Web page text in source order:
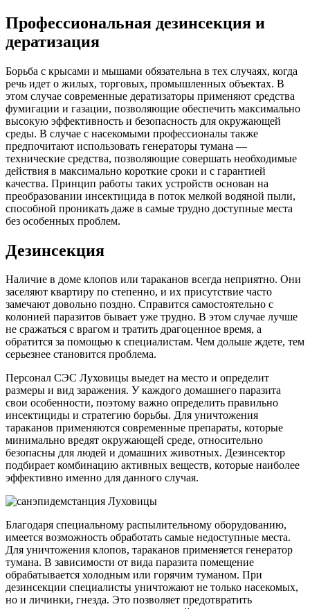
Профессиональная дезинсекция и
дератизация
Борьба с крысами и мышами обязательна в тех случаях, когда
речь идет о жилых, торговых, промышленных объектах. В
этом случае современные дератизаторы применяют средства
фумигации и газации, позволяющие обеспечить максимально
высокую эффективность и безопасность для окружающей
среды. В случае с насекомыми профессионалы также
предпочитают использовать генераторы тумана —
технические средства, позволяющие совершать необходимые
действия в максимально короткие сроки и с гарантией
качества. Принцип работы таких устройств основан на
преобразовании инсектицида в поток мелкой водяной пыли,
способной проникать даже в самые трудно доступные места
без особенных проблем.
Дезинсекция
Наличие в доме клопов или тараканов всегда неприятно. Они
заселяют квартиру по степенно, и их присутствие часто
замечают довольно поздно. Справится самостоятельно с
колонией паразитов бывает уже трудно. В этом случае лучше
не сражаться с врагом и тратить драгоценное время, а
обратится за помощью к специалистам. Чем дольше ждете, тем
серьезнее становится проблема.
Персонал СЭС Луховицы выедет на место и определит
размеры и вид заражения. У каждого домашнего паразита
свои особенности, поэтому важно определить правильно
инсектициды и стратегию борьбы. Для уничтожения
тараканов применяются современные препараты, которые
минимально вредят окружающей среде, относительно
безопасны для людей и домашних животных. Дезинсектор
подбирает комбинацию активных веществ, которые наиболее
эффективно именно для данного случая.
Благодаря специальному распылительному оборудованию,
имеется возможность обработать самые недоступные места.
Для уничтожения клопов, тараканов применяется генератор
тумана. В зависимости от вида паразита помещение
обрабатывается холодным или горячим туманом. При
дезинсекции специалисты уничтожают не только насекомых,
но и личинки, гнезда. Это позволяет предотвратить